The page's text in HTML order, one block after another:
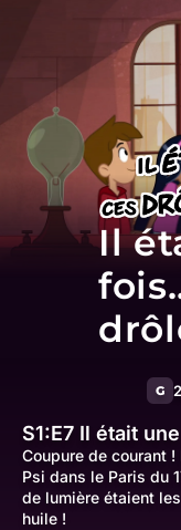
Il
G
S1:E7 Il était
Coupure de courant
Psi dans le Paris du
de lumière étaient
huile !